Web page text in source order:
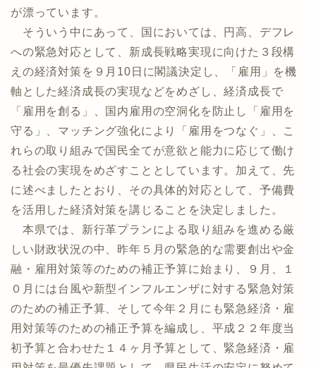
が漂っています。
そういう中にあって、国においては、円高、デフレ
への緊急対応として、新成長戦略実現に向けた３段構
えの経済対策を９月10日に閣議決定し、「雇用」を機
軸とした経済成長の実現などをめざし、経済成長で
「雇用を創る」、国内雇用の空洞化を防止し「雇用を
守る」、マッチング強化により「雇用をつなぐ」、こ
れらの取り組みで国民全てが意欲と能力に応じて働け
る社会の実現をめざすこととしています。加えて、先
に述べましたとおり、その具体的対応として、予備費
を活用した経済対策を講じることを決定しました。
本県では、新行革プランによる取り組みを進める厳
しい財政状況の中、昨年５月の緊急的な需要創出や金
融・雇用対策等のための補正予算に始まり、９月、１
０月には台風や新型インフルエンザに対する緊急対策
のための補正予算、そして今年２月にも緊急経済・雇
用対策等のための補正予算を編成し、平成２２年度当
初予算と合わせた１４ヶ月予算として、緊急経済・雇